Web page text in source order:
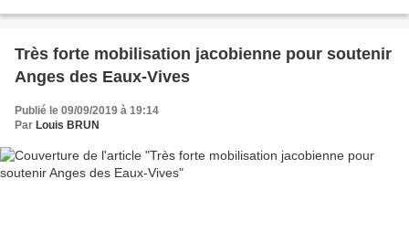
Très forte mobilisation jacobienne pour soutenir
Anges des Eaux-Vives
Publié le 09/09/2019 à 19:14
Par Louis BRUN